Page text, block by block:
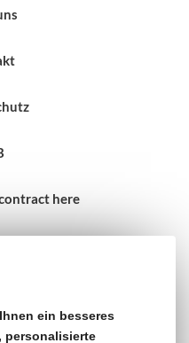
ein besseres
personalisierte
here
& Rückversand